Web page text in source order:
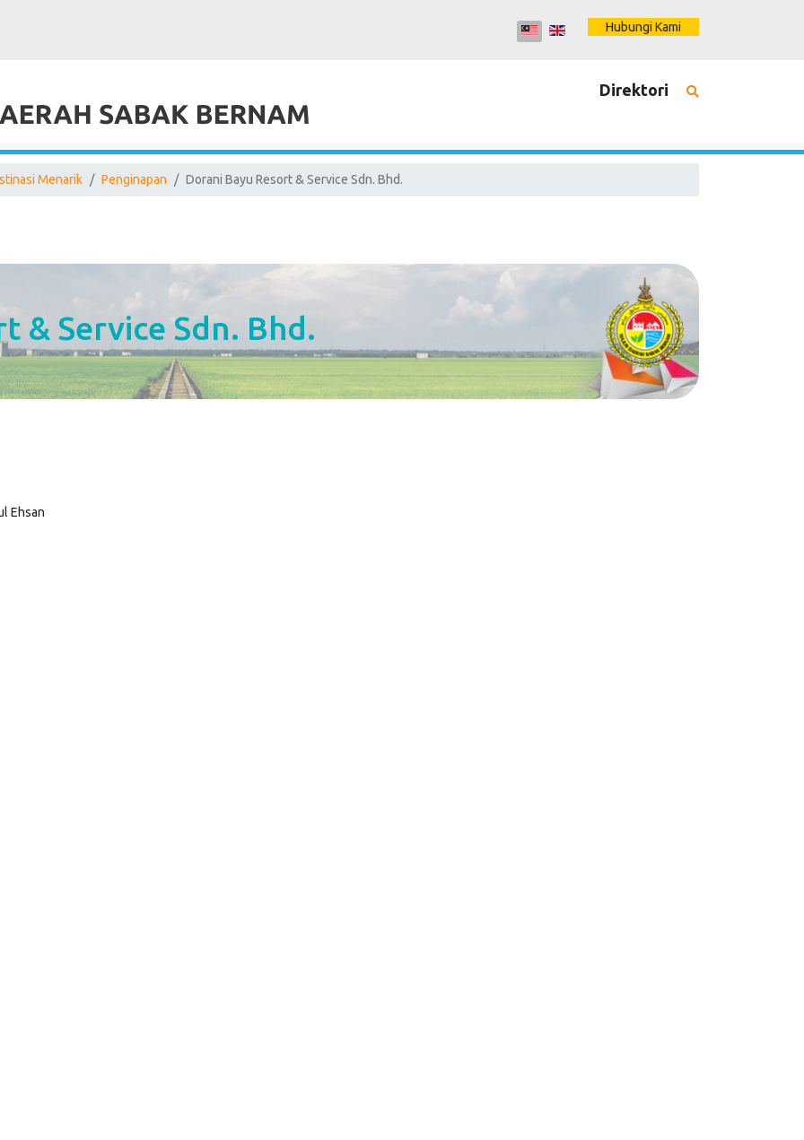
Hubungi Kami
Direktori
Menarik Penginapan Dorani Bayu Resort & Service Sdn. Bhd.
& Service Sdn. Bhd.
Ehsan